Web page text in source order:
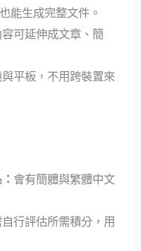
能生成完整文件。
可延伸成文章、簡
平板，不用跨裝置來
： 會有簡體與繁體中文
自行評估所需積分，用